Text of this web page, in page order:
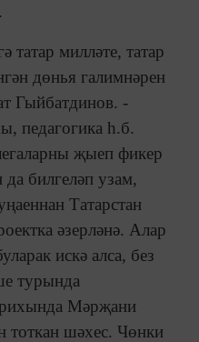
татар милләте, татар
дөнья галимнәрен
Гыйбатдинов. -
педагогика һ.б.
җыеп фикер
билгеләп узам,
Татарстан
әзерләнә. Алар
искә алса, без
турында
Мәрҗани
тоткан шәхес. Чөнки